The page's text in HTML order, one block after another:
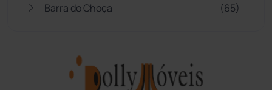
Barra do Choça (65)
Bom Jesus da Lapa